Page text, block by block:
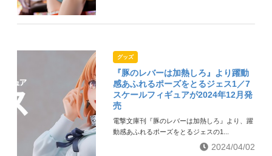
グッズ
『豚のレバーは加熱しろ』より躍動
感あふれるポーズをとるジェス1／7
スケールフィギュアが2024年12月発
売
電撃文庫刊『豚のレバーは加熱しろ』より、躍
動感あふれるポーズをとるジェスの1...
2024/04/02